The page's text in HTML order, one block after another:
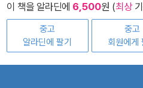
이 책을 알라딘에 6,500원 (최상기
중고
알라딘에 팔기
중고
회원에게